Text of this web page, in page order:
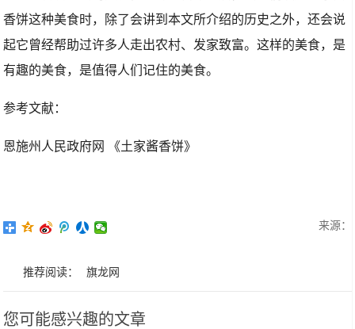
香饼这种美食时，除了会讲到本文所介绍的历史之外，还会说
起它曾经帮助过许多人走出农村、发家致富。这样的美食，是
有趣的美食，是值得人们记住的美食。
参考文献：
恩施州人民政府网 《土家酱香饼》
来源：
推荐阅读： 旗龙网
您可能感兴趣的文章